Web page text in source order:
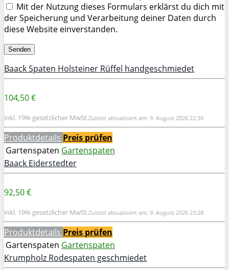
Mit der Nutzung dieses Formulars erklärst du dich mit
der Speicherung und Verarbeitung deiner Daten durch
diese Website einverstanden.
Baack Spaten Holsteiner Rüffel handgeschmiedet
104,50 €
inkl. 19% gesetzlicher MwSt.Zuletzt aktualisiert am: 9. August 2026 22:39
Produktdetails Preis prüfen
Gartenspaten Gartenspaten
Baack Eiderstedter
92,50 €
inkl. 19% gesetzlicher MwSt.Zuletzt aktualisiert am: 9. August 2026 23:28
Produktdetails Preis prüfen
Gartenspaten Gartenspaten
Krumpholz Rodespaten geschmiedet